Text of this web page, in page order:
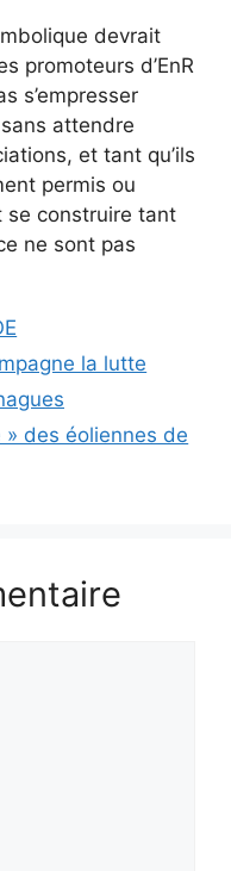
devrait
promoteurs d’EnR
s’empresser
attendre
et tant qu’ils
permis ou
se construire tant
ne sont pas
la lutte
des éoliennes de